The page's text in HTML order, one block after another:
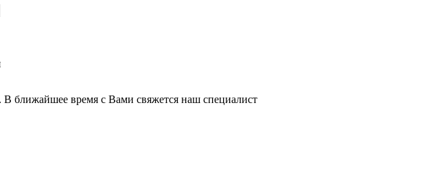
ближайшее время с Вами свяжется наш специалист